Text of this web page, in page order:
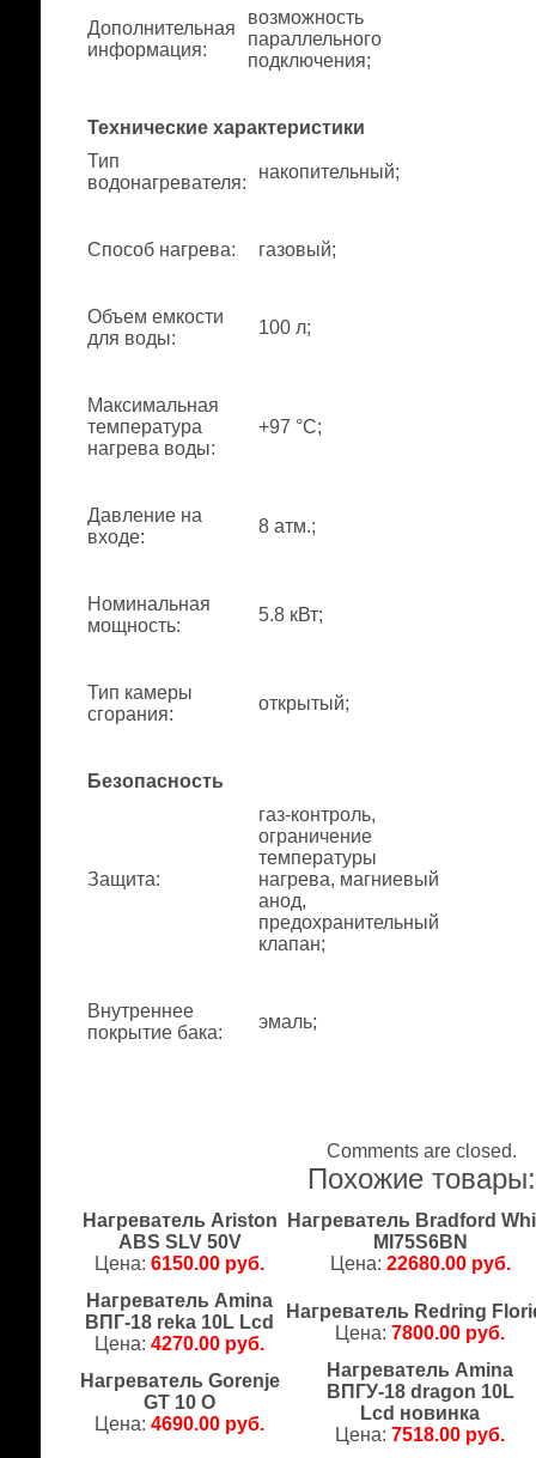
Дополнительная
информация:
возможность
параллельного
подключения;
Технические характеристики
Тип
водонагревателя:
накопительный;
Способ нагрева: газовый;
Объем емкости
для воды:
100 л;
Максимальная
температура
нагрева воды:
+97 °С;
Давление на
входе:
8 атм.;
Номинальная
мощность:
5.8 кВт;
Тип камеры
сгорания:
открытый;
Безопасность
Защита:
газ-контроль,
ограничение
температуры
нагрева, магниевый
анод,
предохранительный
клапан;
Внутреннее
покрытие бака:
эмаль;
Comments are closed.
Похожие товары:
Нагреватель Ariston
ABS SLV 50V
Цена:6150.00 руб.
Нагреватель Bradford
MI75S6BN
Цена: 22680.00 руб.
Нагреватель Amina
ВПГ-18 reka 10L Lcd
Цена:4270.00 руб.
Нагреватель Redring
Цена:7800.00 руб.
Нагреватель Gorenje
GT 10 O
Цена:4690.00 руб.
Нагреватель Amina
ВПГУ-18 dragon 10L
Lcd новинка
Цена:7518.00 руб.